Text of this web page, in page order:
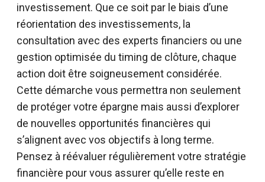
investissement. Que ce soit par le biais d’une
réorientation des investissements, la
consultation avec des experts financiers ou une
gestion optimisée du timing de clôture, chaque
action doit être soigneusement considérée.
Cette démarche vous permettra non seulement
de protéger votre épargne mais aussi d’explorer
de nouvelles opportunités financières qui
s’alignent avec vos objectifs à long terme.
Pensez à réévaluer régulièrement votre stratégie
financière pour vous assurer qu’elle reste en